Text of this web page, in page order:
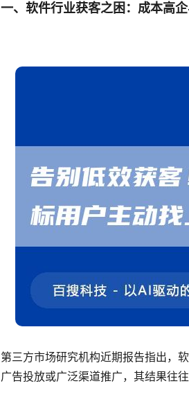
一、软件行业获客之困：成本高
第三方市场研究机构近期报告指出，
广告投放或广泛渠道推广，其结果往往